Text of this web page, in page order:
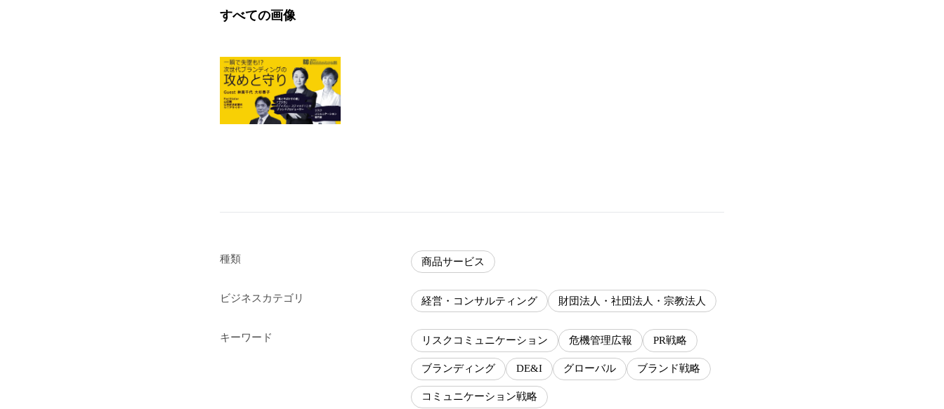
すべての画像
種類 商品サービス
ビジネスカテゴリ 経営・コンサルティング 財団法人・社団法人・宗教法人
キーワード リスクコミュニケーション 危機管理広報 PR戦略
ブランディング DE&I グローバル ブランド戦略
コミュニケーション戦略